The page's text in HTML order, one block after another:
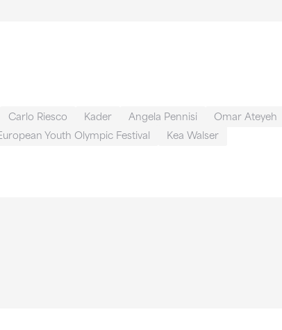
Carlo Riesco Kader Angela Pennisi
Omar Ateyeh
Youth Olympic Festival Kea Walser